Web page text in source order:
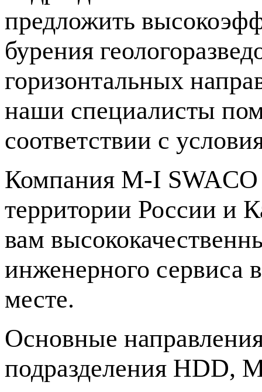
предложить
бурения
горизонтальных
наши специалисты
соответствии с
Компания M-I
территории России и
вам
инженерного сервиса
месте.
Основные
подразделения HDD,